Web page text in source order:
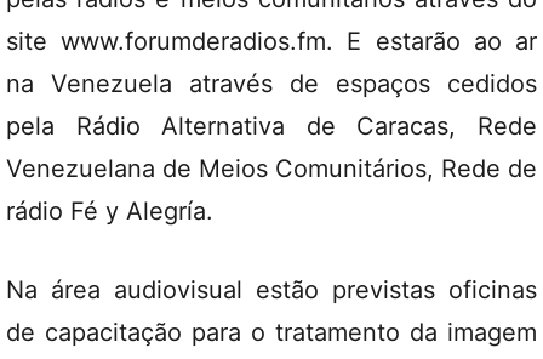
site www.forumderadios.fm. E estarão ao ar
na Venezuela através de espaços cedidos
pela Rádio Alternativa de Caracas, Rede
Venezuelana de Meios Comunitários, Rede de
rádio Fé y Alegría.
Na área audiovisual estão previstas oficinas
de capacitação para o tratamento da imagem